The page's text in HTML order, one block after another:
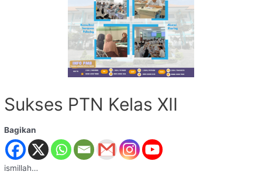
Sukses PTN Kelas XII
Bagikan
ismillah…